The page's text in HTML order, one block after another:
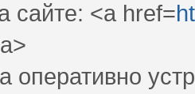
сайте: <a href=
оперативно